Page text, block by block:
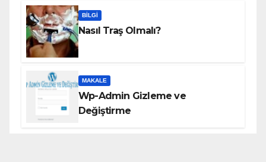
BILGI
Nasıl Traş Olmalı?
MAKALE
Wp-Admin Gizleme ve
Değiştirme